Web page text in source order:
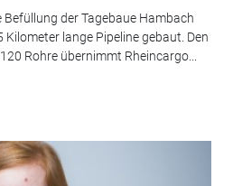
der Tagebaue Hambach
Kilometer lange Pipeline gebaut. Den
Rohre übernimmt Rheincargo...